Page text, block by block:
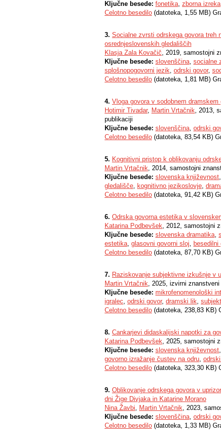
Ključne besede: fonetika, zborna izreka
Celotno besedilo (datoteka, 1,55 MB)
3. Socialne zvrsti odrskega govora treh
osrednjeslovenskih gledališčih
Klasja Zala Kovačič, 2019, samostojni
Ključne besede: slovenščina, socialne
splošnopogovorni jezik, odrski govor,
Celotno besedilo (datoteka, 1,81 MB)
4. Vloga govora v sodobnem dramskem
Hotimir Tivadar, Martin Vrtačnik, 2013,
publikaciji
Ključne besede: slovenščina, odrski
Celotno besedilo (datoteka, 83,54 KB)
5. Kognitivni pristop k oblikovanju
Martin Vrtačnik, 2014, samostojni
Ključne besede: slovenska književnost
gledališče, kognitivno jezikoslovje,
Celotno besedilo (datoteka, 91,42 KB)
6. Odrska govorna estetika v
Katarina Podbevšek, 2012, samostojni
Ključne besede: slovenska dramatika,
estetika, glasovni govorni sloj, besedilni
Celotno besedilo (datoteka, 87,70 KB)
7. Raziskovanje subjektivne izkušnje v
Martin Vrtačnik, 2025, izvirni
Ključne besede: mikrofenomenološki
igralec, odrski govor, dramski lik,
Celotno besedilo (datoteka, 238,83 KB)
8. Cankarjevi didaskalijski napotki za
Katarina Podbevšek, 2025, samostojni
Ključne besede: slovenska književnost
govorno izražanje čustev na odru,
Celotno besedilo (datoteka, 323,30 KB)
9. Oblikovanje odrskega govora v
dni Žige Divjaka in Katarine Morano
Nina Žavbi, Martin Vrtačnik, 2023,
Ključne besede: slovenščina, odrski
Celotno besedilo (datoteka, 1,33 MB)